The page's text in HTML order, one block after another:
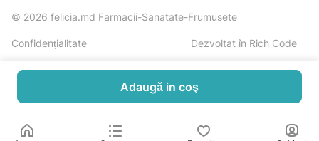
© 2026 felicia.md Farmacii-Sanatate-Frumusete
Confidențialitate Dezvoltat în Rich Code
Adaugă in coş